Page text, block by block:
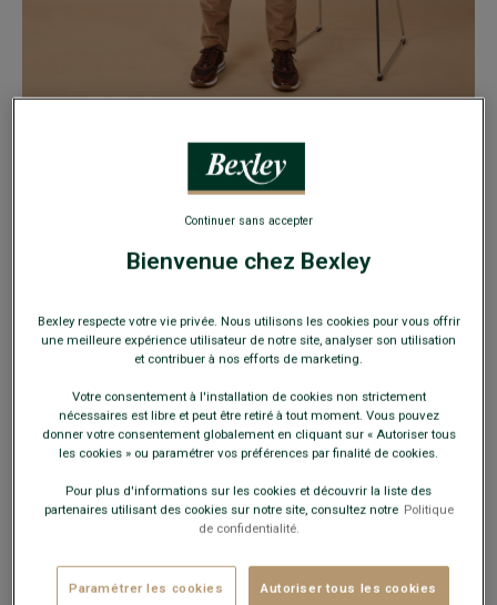
Pantalon Chino - Camel - NORMAN
74,00 €
49€Le 2e pantalon au choix
Payez en plusieurs fois dès 199€ d'achat
COULEURS DISPONIBLES
Bienvenue chez Bexley
Bexley respecte votre vie privée. Nous utilisons les cookies pour vous offrir
une meilleure expérience utilisateur de notre site, analyser son utilisation
et contribuer à nos efforts de marketing.
Votre consentement à l'installation de cookies non strictement
nécessaires est libre et peut être retiré à tout moment. Vous pouvez
donner votre consentement globalement en cliquant sur « Autoriser tous
les cookies » ou paramétrer vos préférences par finalité de cookies.
Pour plus d'informations sur les cookies et découvrir la liste des
partenaires utilisant des cookies sur notre site, consultez notre Politique
de confidentialité.
Paramétrer les cookies Autoriser tous les cookies
Continuer sans accepter